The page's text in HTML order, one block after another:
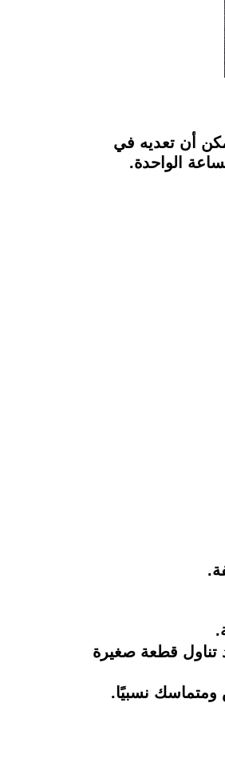
أن تعديه في
الواحدة.
تناول قطعة صغيرة